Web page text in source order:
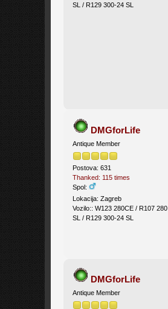
SL / R129 300-24 SL
DMGforLife
Antique Member
Postova: 631
Thanked: 115 times
Spol:
Lokacija: Zagreb
Vozilo:: W123 280CE / R107 280
SL / R129 300-24 SL
DMGforLife
Antique Member